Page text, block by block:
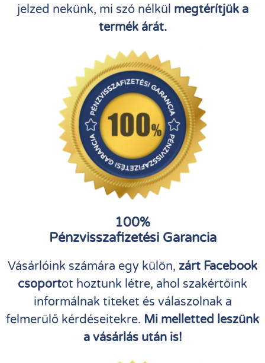
jelzed nekünk, mi szó nélkül megtérítjük a
termék árát.
100%
Pénzvisszafizetési Garancia
Vásárlóink számára egy külön, zárt Facebook
csoportot hoztunk létre, ahol szakértőink
informálnak titeket és válaszolnak a
felmerülő kérdéseitekre. Mi melletted leszünk
a vásárlás után is!